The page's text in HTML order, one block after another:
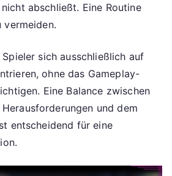
abschließt. Eine Routine
vermeiden.
sich ausschließlich auf
ohne das Gameplay-
Eine Balance zwischen
und dem
entscheidend für eine